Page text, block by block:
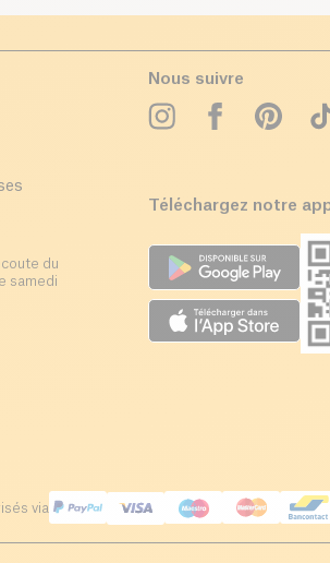
du
samedi
Nous suivre
Téléchargez notre
via